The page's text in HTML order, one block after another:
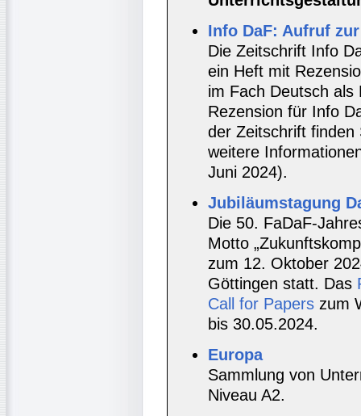
Info DaF: Aufruf
Die Zeitschrift Info
ein Heft mit
im Fach Deutsch als
Rezension für Info
der Zeitschrift finden
weitere
Juni 2024).
Jubiläumstagung
Die 50. FaDaF-
Motto
zum 12. Oktober
Göttingen statt. Das
Call for Papers zum
bis 30.05.2024.
Europa
Sammlung von
Niveau A2.